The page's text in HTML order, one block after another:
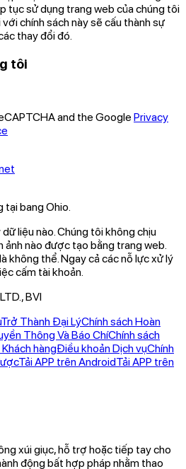
tục sử dụng trang web của chúng tôi
chính sách này sẽ cấu thành sự
thay đổi đó.
tôi
and the Google Privacy
bang Ohio.
liệu nào. Chúng tôi không chịu
ảnh nào được tạo bằng trang web.
không thể. Ngay cả các nỗ lực xử lý
cấm tài khoản.
BVI
Trở Thành Đại LýChính sách Hoàn
Thông Và Báo ChíChính sách
hàngĐiều khoản Dịch vụChính
Tải APP trên AndroidTải APP trên
xúi giục, hỗ trợ hoặc tiếp tay cho
động bất hợp pháp nhằm thao